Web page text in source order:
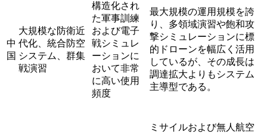
中
国
大規模な防衛近
代化、統合防空
システム、群集
戦演習
構造化され
た軍事訓練
および電子
戦シミュレ
ーションに
おいて非常
に高い使用
頻度
最大規模の運用規模を誇
り、多領域演習や飽和攻
撃シミュレーションに標
的ドローンを幅広く活用
しているが、その成長は
調達拡大よりもシステム
主導型である。
ミサイルおよび無人航空